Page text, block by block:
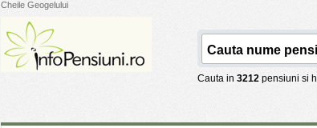
Cheile Geogelului
Cauta in 3212 pensiuni si